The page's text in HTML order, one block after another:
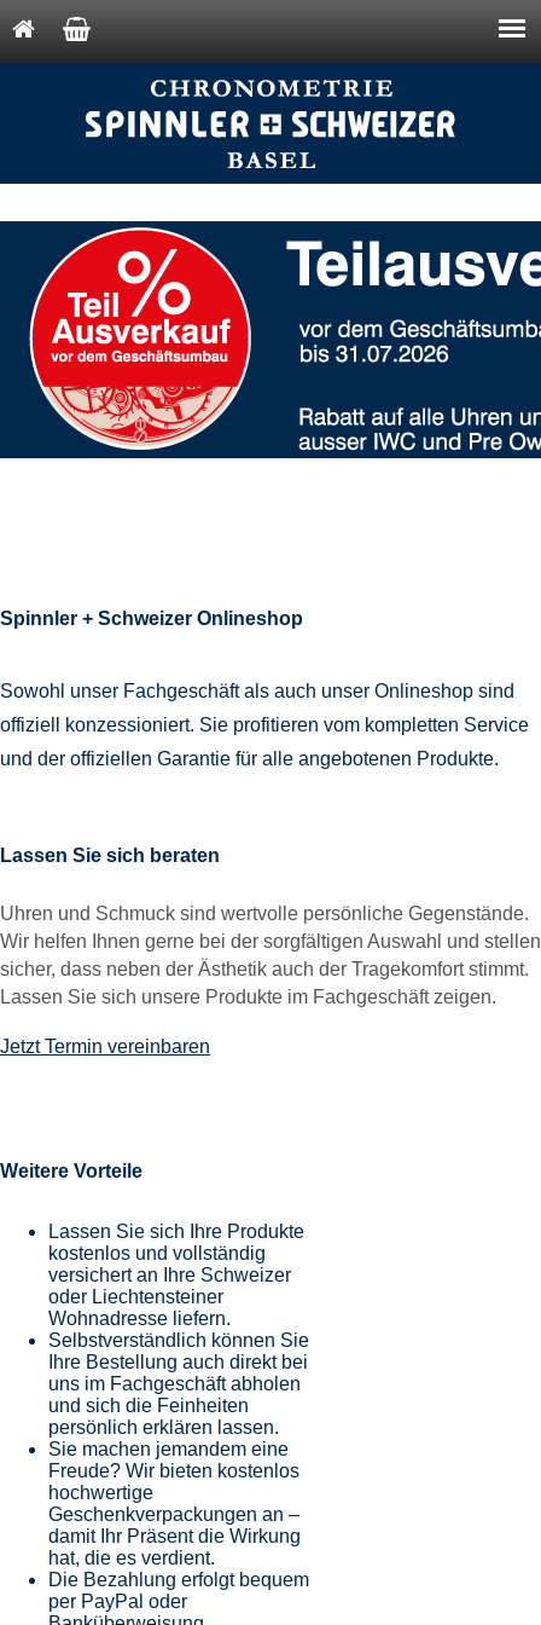
Spinnler + Schweizer Onlineshop
Sowohl unser Fachgeschäft als auch unser Onlineshop sind
offiziell konzessioniert. Sie profitieren vom kompletten Service
und der offiziellen Garantie für alle angebotenen Produkte.
Lassen Sie sich beraten
Uhren und Schmuck sind wertvolle persönliche Gegenstände.
Wir helfen Ihnen gerne bei der sorgfältigen Auswahl und stellen
sicher, dass neben der Ästhetik auch der Tragekomfort stimmt.
Lassen Sie sich unsere Produkte im Fachgeschäft zeigen.
Jetzt Termin vereinbaren
Weitere Vorteile
Lassen Sie sich Ihre Produkte
kostenlos und vollständig
versichert an Ihre Schweizer
oder Liechtensteiner
Wohnadresse liefern.
Selbstverständlich können Sie
Ihre Bestellung auch direkt bei
uns im Fachgeschäft abholen
und sich die Feinheiten
persönlich erklären lassen.
Sie machen jemandem eine
Freude? Wir bieten kostenlos
hochwertige
Geschenkverpackungen an –
damit Ihr Präsent die Wirkung
hat, die es verdient.
Die Bezahlung erfolgt bequem
per PayPal oder